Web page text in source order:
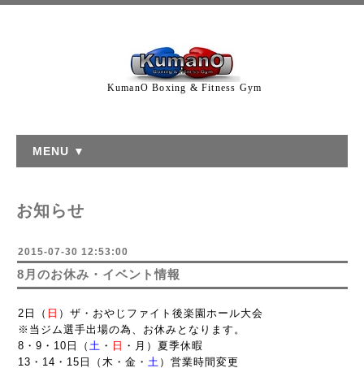
KumanO Boxing & Fitness Gym
MENU ▼
お知らせ
2015-07-30 12:53:00
8月のお休み・イベント情報
2日（ 日 ）ザ・おやじファイト後楽園ホール大会
※当ジム選手出場の為、お休みとなります。
8・9・10日（ 土 ・ 日 ・月）夏季休暇
13・14・15日（木・金・ 土 ）営業時間変更